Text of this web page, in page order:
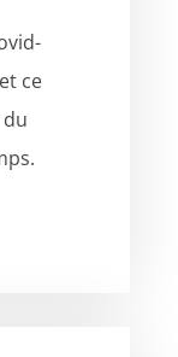
ce
du